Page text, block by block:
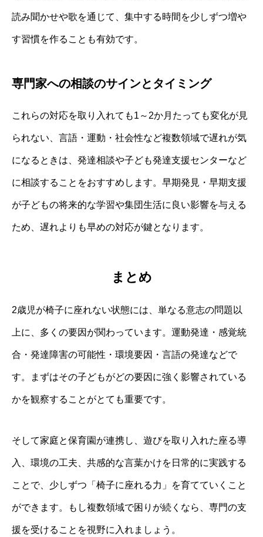
読み聞かせや歌を通じて、集中する時間を少しずつ増や
す習慣を作ることも有効です。
専門家への相談のサインとタイミング
これらの対応を取り入れても1～2か月たっても変化が見
られない、言語・運動・社会性など複数領域で遅れが気
になるときは、発達相談や子ども発達支援センターなど
に相談することをおすすめします。早期発見・早期支援
が子どもの将来的な学習や集団生活に良い影響を与える
ため、遅れよりも早めの対応が鍵となります。
まとめ
2歳児が椅子に座れない状態には、単なる意志の問題以
上に、多くの要因が関わっています。運動発達・感覚統
合・発達障害の可能性・環境要因・言語の発達などで
す。まずはその子どもがどの要因に強く影響されている
かを観察することがとても重要です。
そして家庭と保育園が連携し、遊びを取り入れた座る導
入、環境の工夫、共感的な言葉かけを日常的に実践する
ことで、少しずつ「椅子に座れる力」を育てていくこと
ができます。もし複数領域で困りが続くなら、専門の支
援を受けることを視野に入れましょう。